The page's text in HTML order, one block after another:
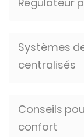
Systèmes
centralisés
Conseils
confort